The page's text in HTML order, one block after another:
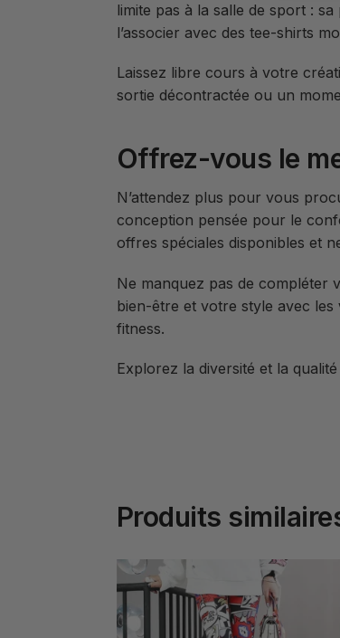
limite pas à la salle de sport :
l’associer avec des tee-shirts
Laissez libre cours à votre
sortie décontractée ou un
Offrez-vous le
N’attendez plus pour vous
conception pensée pour le
offres spéciales disponibles et
Ne manquez pas de compléter
bien-être et votre style avec les
fitness.
Explorez la diversité et la
Produits